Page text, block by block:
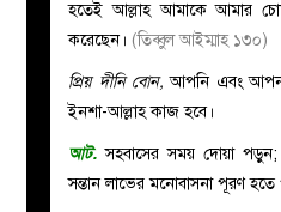
হতেই আল্লাহ আমাকে আমার
করেছেন। (তিব্বুল আইম্মাহ ১৩০)
প্রিয় দীনি বোন, আপনি এবং
ইনশা-আল্লাহকাজ হবে।
আট.সহবাসের সময় দোয়া
সন্তান লাভের মনোবাসনা পূরণ হতে